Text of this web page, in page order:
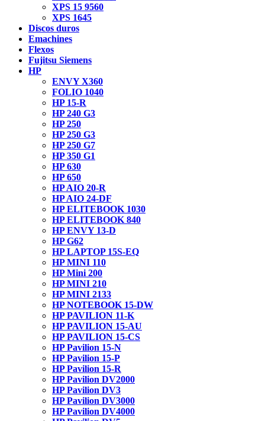
XPS 15 9560
XPS 1645
Discos duros
Emachines
Flexos
Fujitsu Siemens
HP
ENVY X360
FOLIO 1040
HP 15-R
HP 240 G3
HP 250
HP 250 G3
HP 250 G7
HP 350 G1
HP 630
HP 650
HP AIO 20-R
HP AIO 24-DF
HP ELITEBOOK 1030
HP ELITEBOOK 840
HP ENVY 13-D
HP G62
HP LAPTOP 15S-EQ
HP MINI 110
HP Mini 200
HP MINI 210
HP MINI 2133
HP NOTEBOOK 15-DW
HP PAVILION 11-K
HP PAVILION 15-AU
HP PAVILION 15-CS
HP Pavilion 15-N
HP Pavilion 15-P
HP Pavilion 15-R
HP Pavilion DV2000
HP Pavilion DV3
HP Pavilion DV3000
HP Pavilion DV4000